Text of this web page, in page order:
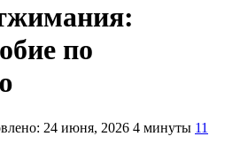
по
24 июня, 2026 4 минуты 11